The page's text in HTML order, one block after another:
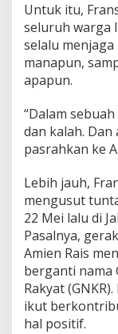
Untuk itu,
seluruh warga
selalu
manapun,
apapun.
“Dalam
dan kalah.
pasrahkan ke
Lebih jauh,
mengusut
22 Mei lalu di
Pasalnya,
Amien Rais
berganti nama
Rakyat
ikut
hal positif.